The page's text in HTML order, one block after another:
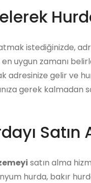
istediğinizde,
uygun zamanı
adresinize gelir ve
gerek kalmadan
Satın
satın alma
hurda, bakır